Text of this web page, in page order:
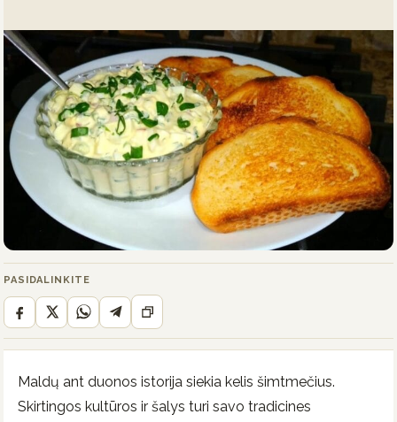
PASIDALINKITE
Maldų ant duonos istorija siekia kelis šimtmečius.
Skirtingos kultūros ir šalys turi savo tradicines